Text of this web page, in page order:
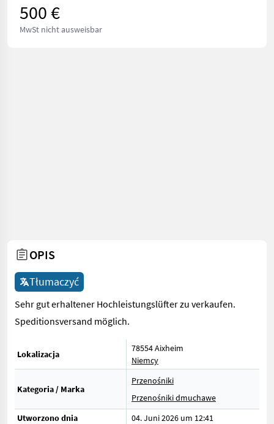
500 €
MwSt nicht ausweisbar
OPIS
Tłumaczyć
Sehr gut erhaltener Hochleistungslüfter zu verkaufen.
Speditionsversand möglich.
Lokalizacja
78554 Aixheim
Niemcy
Kategoria / Marka
Przenośniki
Przenośniki dmuchawe
Utworzono dnia
04. Juni 2026 um 12:41